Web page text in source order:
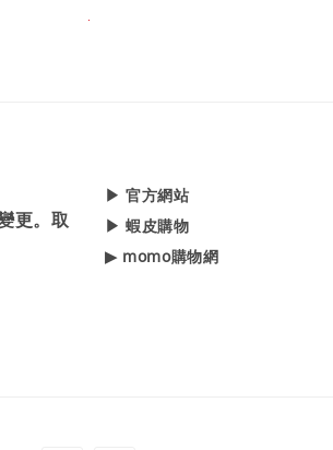
更。取
▶ 官方網站
▶ 蝦皮購物
▶ momo購物網